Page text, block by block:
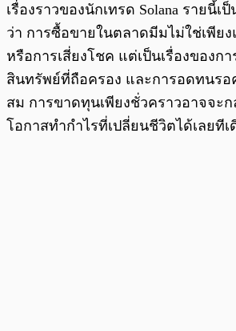
เรื่องราวของนักเทรด Solana รายนี้เ
ว่า การซื้อขายในตลาดมีมไม่ใช่เพียง
หรือการเสี่ยงโชค แต่เป็นเรื่องของก
สินทรัพย์ที่ถือครอง และการอดทนรอ
สม การขาดทุนเพียงชั่วคราวอาจจะ
โอกาสทำกำไรที่เปลี่ยนชีวิตได้เลยทีเ